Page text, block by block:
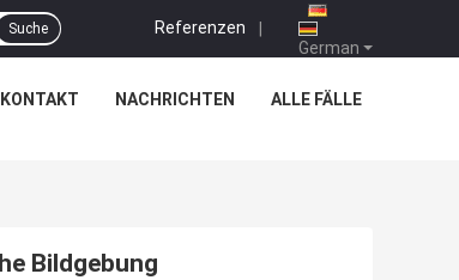
German
Referenzen |
Suche
KONTAKT NACHRICHTEN ALLE FÄLLE
Bildgebung